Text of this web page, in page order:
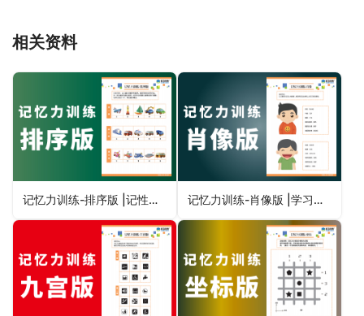
相关资料
记忆力训练-排序版 |记性不好的孩子用它训练儿童视觉专注力 记忆力训练-肖像版 |学习成绩不好的孩子怎么办注意力训练